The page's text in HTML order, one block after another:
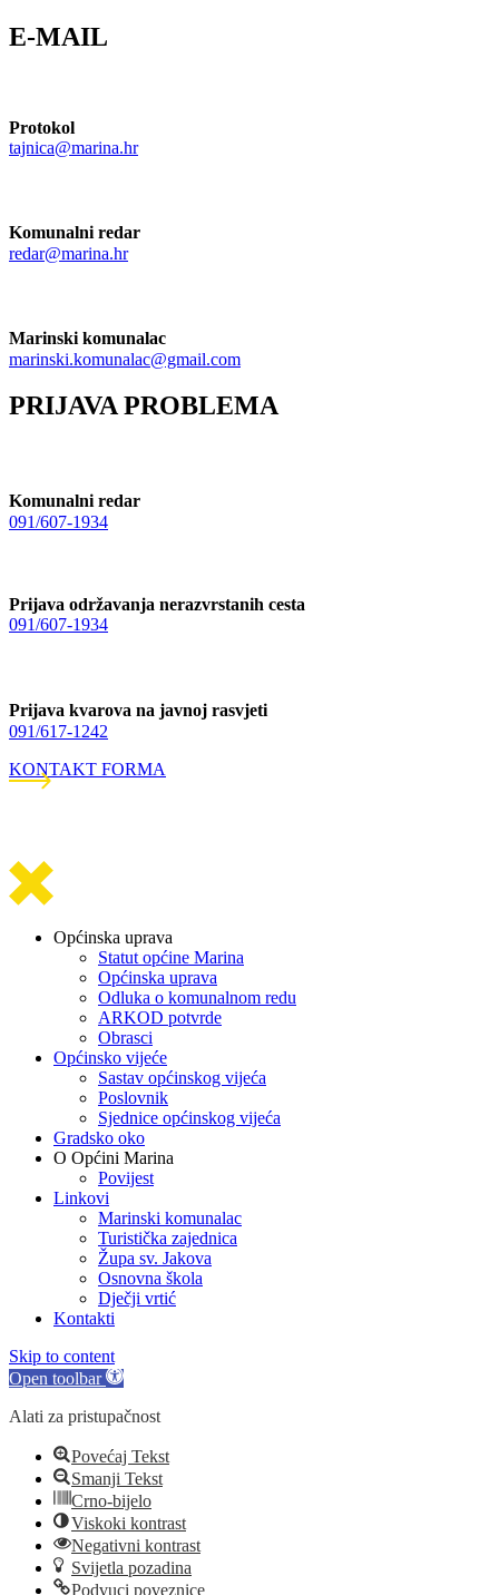
E-MAIL
Protokol
tajnica@marina.hr
Komunalni redar
redar@marina.hr
Marinski komunalac
marinski.komunalac@gmail.com
PRIJAVA PROBLEMA
Komunalni redar
091/607-1934
Prijava održavanja nerazvrstanih cesta
091/607-1934
Prijava kvarova na javnoj rasvjeti
091/617-1242
KONTAKT FORMA
Općinska uprava
Statut općine Marina
Općinska uprava
Odluka o komunalnom redu
ARKOD potvrde
Obrasci
Općinsko vijeće
Sastav općinskog vijeća
Poslovnik
Sjednice općinskog vijeća
Gradsko oko
O Općini Marina
Povijest
Linkovi
Marinski komunalac
Turistička zajednica
Župa sv. Jakova
Osnovna škola
Dječji vrtić
Kontakti
Skip to content
Open toolbar
Alati za pristupačnost
Povećaj Tekst
Smanji Tekst
Crno-bijelo
Viskoki kontrast
Negativni kontrast
Svijetla pozadina
Podvuci poveznice